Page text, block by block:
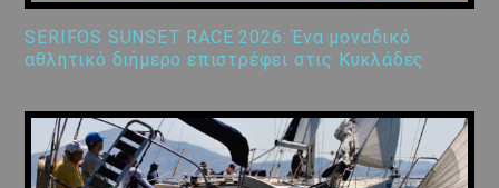
SERIFOS SUNSET RACE 2026: Ένα μοναδικό
αθλητικό διήμερο επιστρέφει στις Κυκλάδες